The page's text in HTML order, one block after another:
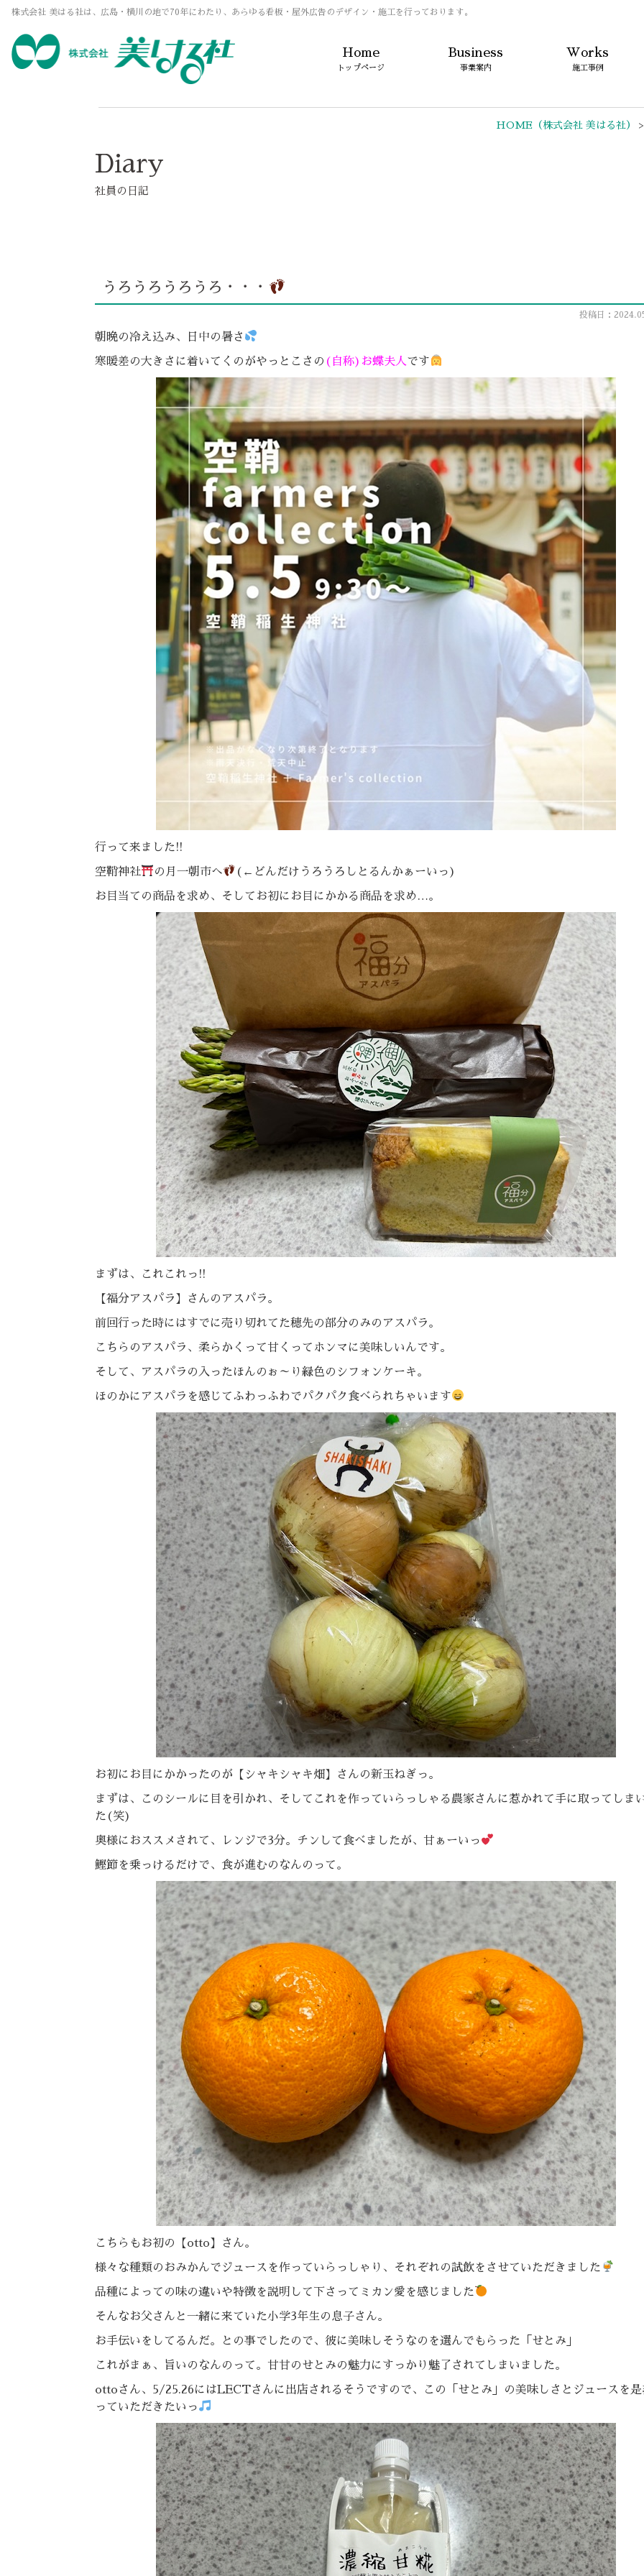
株式会社 美はる社は、広島・横川の地で70年にわたり、あらゆる看板・屋外広告のデザイン・施工を行っております。
Home
トップページ
Business
事業案内
Works
施工事例
HOME （株式会社 美はる社）
Diary
社員の日記
うろうろうろうろ・・・
投稿日：
朝晩の冷え込み、日中の暑さ
寒暖差の大きさに着いてくのがやっとこさの (自称)お蝶夫人です
行って来ました!!
空鞘神社 の月一朝市へ (←どんだけうろうろしとるんかぁーいっ)
お目当ての商品を求め、そしてお初にお目にかかる商品を求め…。
まずは、これこれっ!!
【福分アスパラ】さんのアスパラ。
前回行った時にはすでに売り切れてた穂先の部分のみのアスパラ。
こちらのアスパラ、柔らかくって甘くってホンマに美味しいんです。
そして、アスパラの入ったほんのぉ～り緑色のシフォンケーキ。
ほのかにアスパラを感じてふわっふわでパクパク食べられちゃいます
お初にお目にかかったのが【シャキシャキ畑】さんの新玉ねぎっ。
まずは、このシールに目を引かれ、そしてこれを作っていらっしゃる農家さんに惹かれて手に取ってしま
た(笑)
奥様におススメされて、レンジで3分。チンして食べましたが、甘ぁーいっ
鰹節を乗っけるだけで、食が進むのなんのって。
こちらもお初の【otto】さん。
様々な種類のおみかんでジュースを作っていらっしゃり、それぞれの試飲をさせていただきました
品種によっての味の違いや特徴を説明して下さってミカン愛を感じました
そんなお父さんと一緒に来ていた小学3年生の息子さん。
お手伝いをしてるんだ。との事でしたので、彼に美味しそうなのを選んでもらった「せとみ」
これがまぁ、旨いのなんのって。甘甘のせとみの魅力にすっかり魅了されてしまいました。
ottoさん、5/25.26にはLECTさんに出店されるそうですので、この「せとみ」の美味しさとジュースを是
っていただきたいっ